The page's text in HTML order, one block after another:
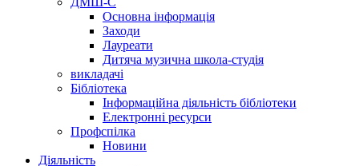
Основна інформація
Заходи
Лауреати
Дитяча музична школа-студія
викладачі
Бібліотека
Інформаційна діяльність бібліотеки
Електронні ресурси
Профспілка
Новини
Діяльність